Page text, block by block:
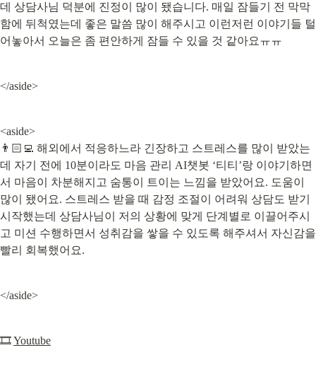
데 상담사님 덕분에 진정이 많이 됐습니다. 매일 잠들기 전 막막
함에 뒤척였는데 좋은 말씀 많이 해주시고 이런저런 이야기들 털
어놓아서 오늘은 좀 편안하게 잠들 수 있을 것 같아요ㅠㅠ
</aside>
<aside>
👨🏻‍💻 해외에서 적응하느라 긴장하고 스트레스를 많이 받았는
데 자기 전에 10분이라도 마음 관리 AI챗봇 ‘티티’랑 이야기하면
서 마음이 차분해지고 숨통이 트이는 느낌을 받았어요. 도움이
많이 됐어요. 스트레스 받을 때 감정 조절이 어려워 상담도 받기
시작했는데 상담사님이 저의 상황에 맞게 단계별로 이끌어주시
고 미션 수행하면서 성취감을 쌓을 수 있도록 해주셔서 자신감을
빨리 회복했어요.
</aside>
🎞 Youtube